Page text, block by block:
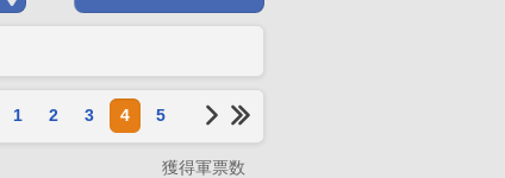
1 2 3 4 5
獲得軍票数